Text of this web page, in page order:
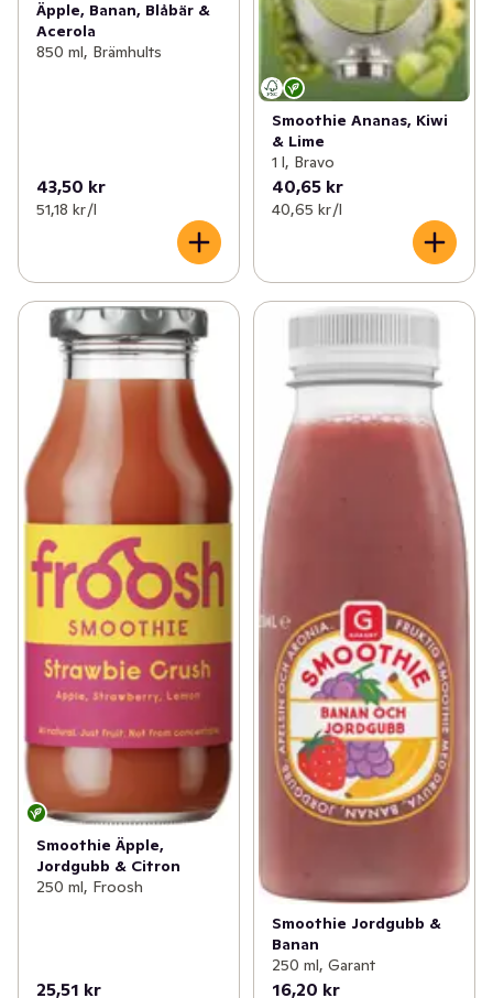
Äpple, Banan, Blåbär &
Acerola
850 ml, Brämhults
43,50 kr
51,18 kr /l
Smoothie Ananas, Kiwi
& Lime
1 l, Bravo
40,65 kr
40,65 kr /l
Smoothie Äpple,
Jordgubb & Citron
250 ml, Froosh
25,51 kr
Smoothie Jordgubb &
Banan
250 ml, Garant
16,20 kr